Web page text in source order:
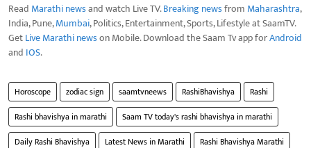
Read Marathi newsand watch Live TV.Breaking newsfrom Maharashtra,
India, Pune,Mumbai, Politics, Entertainment, Sports, Lifestyle at SaamTV.
GetLive Marathi newson Mobile. Download the Saam Tv app forAndroid
and IOS.
Horoscope zodiac sign saamtvneews RashiBhavishya
Rashi
Rashi bhavishya in marathi
Saam TV today's rashi bhavishya in marathi
Daily Rashi Bhavishya
Latest News in Marathi Rashi Bhavishya Marathi